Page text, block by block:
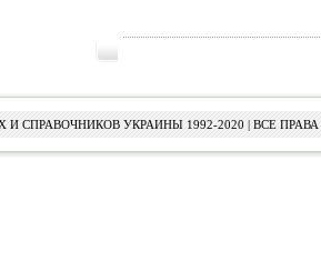
СПРАВОЧНИКОВ УКРАИНЫ 1992-2020 | ВСЕ